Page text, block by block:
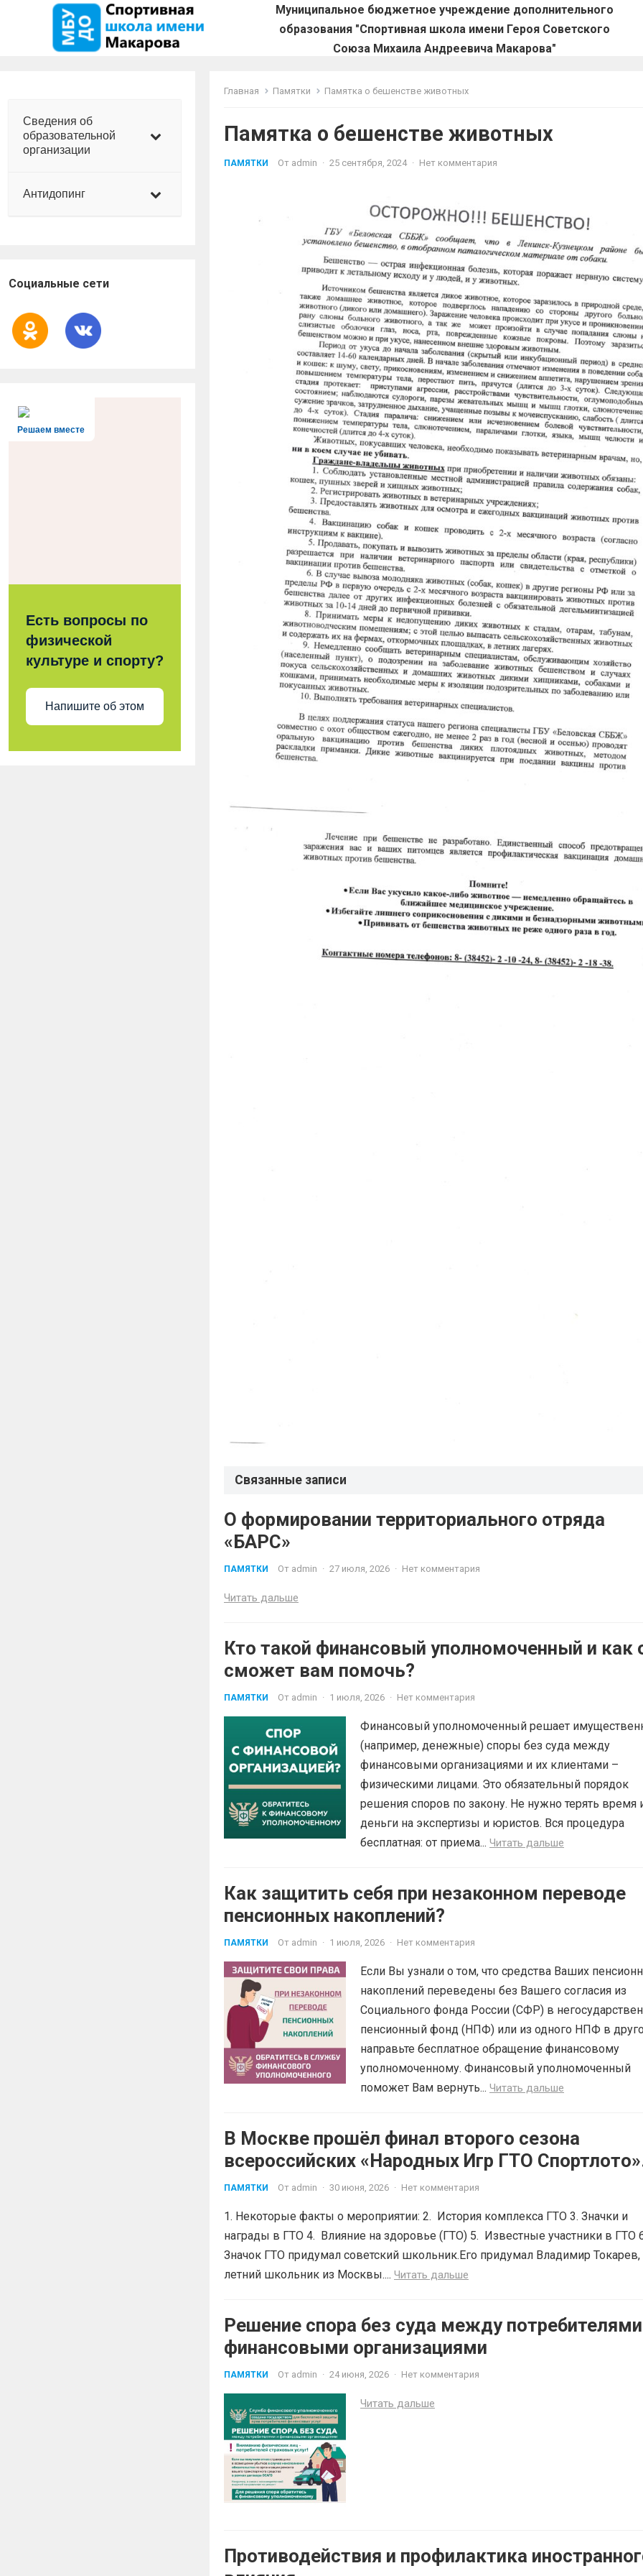
Муниципальное бюджетное учреждение дополнительного
образования "Спортивная школа имени Героя Советского
Союза Михаила Андреевича Макарова"
Сведения об
образовательной
организации
Антидопинг
Социальные сети
Решаем вместе
Есть вопросы по
физической
культуре и спорту?
Напишите об этом
Главная Памятки Памятка о бешенстве животных
Памятка о бешенстве животных
ПАМЯТКИ От admin · 25 сентября, 2024 · Нет комментария
Связанные записи
О формировании территориального отряда
«БАРС»
ПАМЯТКИ От admin · 27 июля, 2026 · Нет комментария
Читать дальше
Кто такой финансовый уполномоченный и как
сможет вам помочь?
ПАМЯТКИ От admin · 1 июля, 2026 · Нет комментария
Финансовый уполномоченный решает
(например, денежные) споры без суда между
финансовыми организациями и их клиентами –
физическими лицами. Это обязательный порядок
решения споров по закону. Не нужно терять время
деньги на экспертизы и юристов. Вся процедура
бесплатная: от приема... Читать дальше
Как защитить себя при незаконном переводе
пенсионных накоплений?
ПАМЯТКИ От admin · 1 июля, 2026 · Нет комментария
Если Вы узнали о том, что средства Ваших
накоплений переведены без Вашего согласия из
Социального фонда России (СФР) в
пенсионный фонд (НПФ) или из одного НПФ в
направьте бесплатное обращение финансовому
уполномоченному. Финансовый уполномоченный
поможет Вам вернуть... Читать дальше
В Москве прошёл финал второго сезона
всероссийских «Народных Игр ГТО Спортлото»
ПАМЯТКИ От admin · 30 июня, 2026 · Нет комментария
1. Некоторые факты о мероприятии: 2. История комплекса ГТО 3. Значки и
награды в ГТО 4. Влияние на здоровье (ГТО) 5. Известные участники в ГТО
Значок ГТО придумал советский школьник.Его придумал Владимир
летний школьник из Москвы.... Читать дальше
Решение спора без суда между
финансовыми организациями
ПАМЯТКИ От admin · 24 июня, 2026 · Нет комментария
Читать дальше
Противодействия и профилактика